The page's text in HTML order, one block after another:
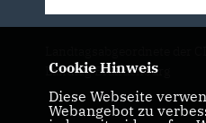
Landtag Brandenburg
Cookie Hinweis
Diese Webseite
Webangebot zu